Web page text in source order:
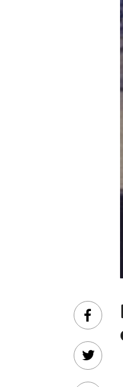
Twitter